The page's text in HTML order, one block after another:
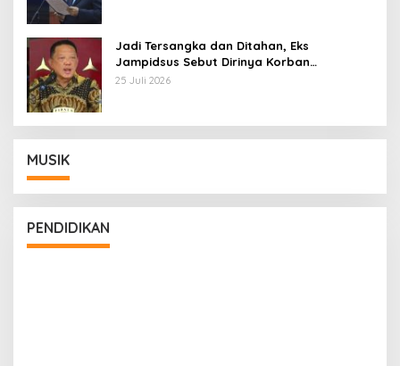
Jadi Tersangka dan Ditahan, Eks
Jampidsus Sebut Dirinya Korban
Kriminalisasi
25 Juli 2026
MUSIK
PENDIDIKAN